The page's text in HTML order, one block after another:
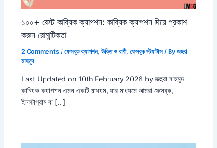
১০০+ বেস্ট কাব্যিক ক্যাপশন: কাব্যিক ক্যাপশন দিয়ে প্রকাশ
করুন রোমান্টিকতা
2 Comments /ফেসবুক ক্যাপশন,উক্তি ও বাণী,ফেসবুক স্ট্যাটাস/ Byজহুরা
মাহমুদ
Last Updated on 10th February 2026 by জহুরা মাহমুদ
কাব্যিক ক্যাপশন এমন একটি মাধ্যম, যার মাধ্যমে আমরা ফেসবুক,
ইনস্টাগ্রাম বা […]